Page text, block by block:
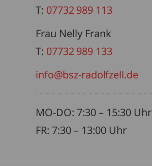
T: 07732 989 113
Frau Nelly Frank
T: 07732 989 133
info@bsz-radolfzell.de
MO-DO: 7:30 – 15:30 Uhr
FR: 7:30 – 13:00 Uhr